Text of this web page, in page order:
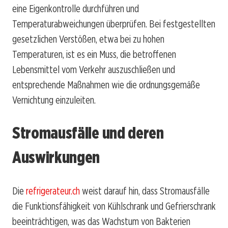
eine Eigenkontrolle durchführen und
Temperaturabweichungen überprüfen. Bei festgestellten
gesetzlichen Verstößen, etwa bei zu hohen
Temperaturen, ist es ein Muss, die betroffenen
Lebensmittel vom Verkehr auszuschließen und
entsprechende Maßnahmen wie die ordnungsgemäße
Vernichtung einzuleiten.
Stromausfälle und deren
Auswirkungen
Die refrigerateur.ch weist darauf hin, dass Stromausfälle
die Funktionsfähigkeit von Kühlschrank und Gefrierschrank
beeinträchtigen, was das Wachstum von Bakterien